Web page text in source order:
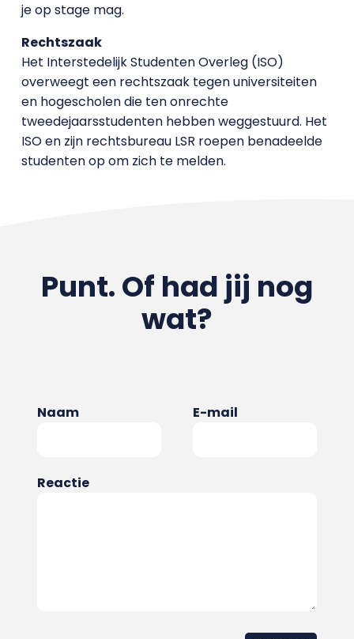
je op stage mag.
Rechtszaak
Het Interstedelijk Studenten Overleg (ISO)
overweegt een rechtszaak tegen universiteiten
en hogescholen die ten onrechte
tweedejaarsstudenten hebben weggestuurd. Het
ISO en zijn rechtsbureau LSR roepen benadeelde
studenten op om zich te melden.
Punt. Of had jij nog
wat?
Naam E-mail
Reactie